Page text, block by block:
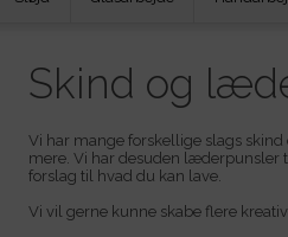
Skind og
Vi har mange forskellige slags
mere. Vi har desuden læderpunsler
forslag til hvad du kan lave.
Vi vil gerne kunne skabe flere